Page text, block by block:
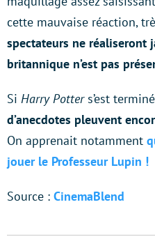
cette mauvaise réaction,
spectateurs ne réaliseront
britannique n’est pas
Si Harry Potters’est
d’anecdotes pleuvent
On apprenait notamment
jouer le Professeur Lupin !
Source : CinemaBlend